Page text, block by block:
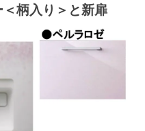
柄入り＞と新扉